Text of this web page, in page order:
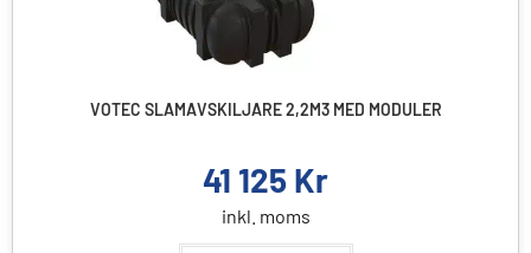
VOTEC SLAMAVSKILJARE 2,2M3 MED MODULER
41 125 Kr
inkl. moms